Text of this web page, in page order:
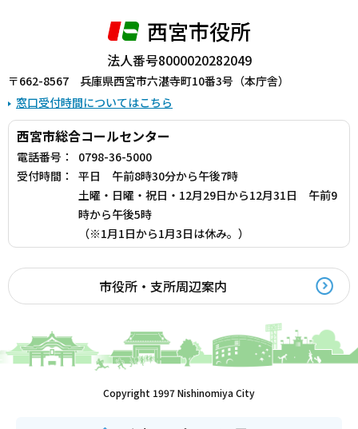
西宮市役所
法人番号8000020282049
〒662-8567 兵庫県西宮市六湛寺町10番3号（本庁舎）
窓口受付時間についてはこちら
西宮市総合コールセンター
電話番号：
0798-36-5000
受付時間：
平日 午前8時30分から午後7時
土曜・日曜・祝日・12月29日から12月31日 午前9
時から午後5時
（※1月1日から1月3日は休み。）
市役所・支所周辺案内
Copyright 1997 Nishinomiya City